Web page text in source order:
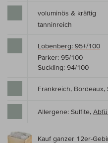
voluminös & kräftig
tanninreich
Lobenberg: 95+/100
Parker: 95/100
Suckling: 94/100
Frankreich, Bordeaux,
Allergene: Sulfite,
Kauf ganzer 12er-